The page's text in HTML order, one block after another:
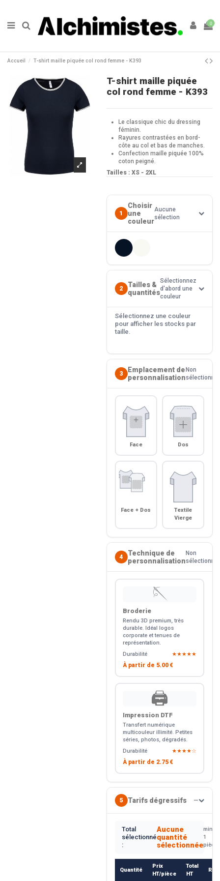
0
Accueil T-shirt maille piquée col rond femme - K393
T-shirt maille piquée
col rond femme - K393
Le classique chic du dressing
féminin.
Rayures contrastées en bord-
côte au col et bas de manches.
Confection maille piquée 100%
coton peigné.
Tailles : XS - 2XL
1
Choisir
une
couleur
Aucune
sélection
2
Tailles &
quantités
Sélectionnez
d'abord une
couleur
Sélectionnez une couleur
pour afficher les stocks par
taille.
3
Emplacement de
personnalisation
Non
sélectionné
Face Dos
Face + Dos
Textile
Vierge
4
Technique de
personnalisation
Non
sélectionné
🪡
Broderie
Rendu 3D premium, très
durable. Idéal logos
corporate et tenues de
représentation.
Durabilité
★★★★★
À partir de 5.00 €
🖨️
Impression DTF
Transfert numérique
multicouleur illimité. Petites
séries, photos, dégradés.
Durabilité
★★★★☆
À partir de 2.75 €
5 Tarifs dégressifs —
Total
sélectionné
:
Aucune
quantité
sélectionnée
min.
1
pièce
Quantité
Prix
HT/pièce
Total
HT